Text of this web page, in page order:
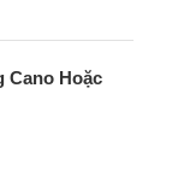
Cano Hoặc